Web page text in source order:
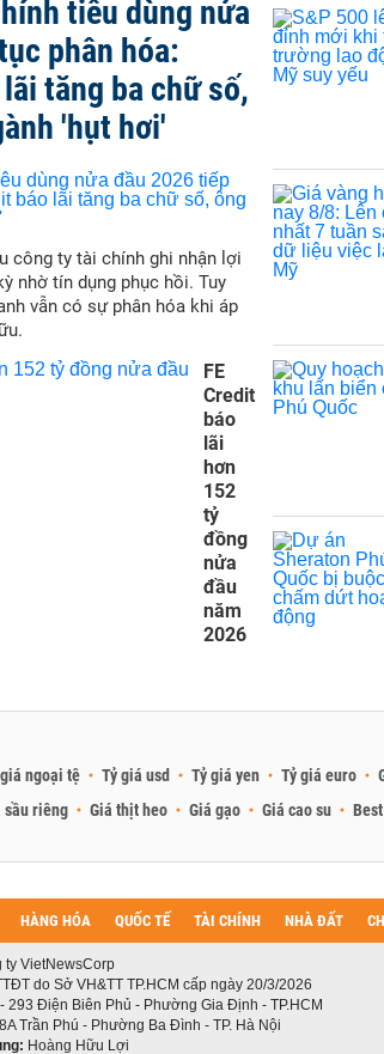
tiêu dùng nửa
phân hóa:
tăng ba chữ số,
'hụt hơi'
công ty tài chính ghi nhận lợi
nhờ tín dụng phục hồi. Tuy
vẫn có sự phân hóa khi áp
FE
Credit
báo
lãi
hơn
152
tỷ
đồng
nửa
đầu
năm
2026
ngoại tệ Tỷ giá usd Tỷ giá yen Tỷ giá euro
sầu riêng Giá thịt heo Giá gạo Giá cao su
HÀNG HÓA QUỐC TẾ TÀI CHÍNH NHÀ ĐẤT
ty VietNewsCorp
do Sở VH&TT TP.HCM cấp ngày 20/3/2026
293 Điện Biên Phủ - Phường Gia Định - TP.HCM
Trần Phú - Phường Ba Đình - TP. Hà Nội
Hoàng Hữu Lợi